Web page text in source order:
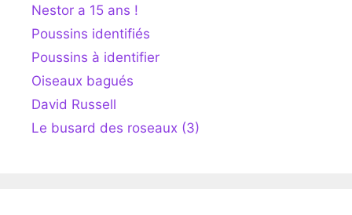
Nestor a 15 ans !
Poussins identifiés
Poussins à identifier
Oiseaux bagués
David Russell
Le busard des roseaux (3)